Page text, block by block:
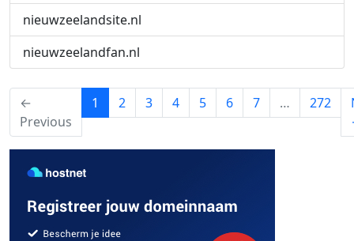
nieuwzeelandsite.nl
nieuwzeelandfan.nl
←
Previous
1 (current)
2 3 4 5 6 7 … 272